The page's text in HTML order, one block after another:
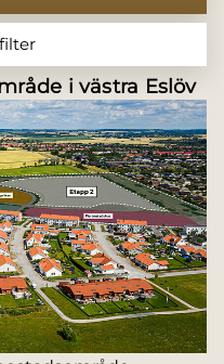
i västra Eslöv